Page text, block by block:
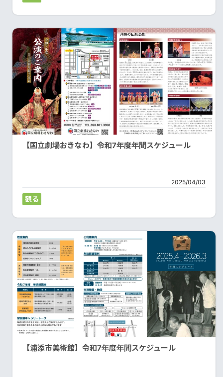
【国立劇場おきなわ】令和7年度年間スケジュール
2025/04/03
観る
【浦添市美術館】令和7年度年間スケジュール